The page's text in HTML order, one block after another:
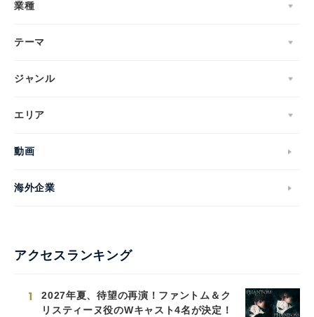
業種
テーマ
ジャンル
エリア
動画
海外企業
アクセスランキング
1
2027年夏、待望の再演！ファントム＆ク
リスティーヌ役のWキャスト4名が決定！